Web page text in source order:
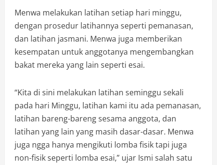
Menwa melakukan latihan setiap hari minggu,
dengan prosedur latihannya seperti pemanasan,
dan latihan jasmani. Menwa juga memberikan
kesempatan untuk anggotanya mengembangkan
bakat mereka yang lain seperti esai.
“Kita di sini melakukan latihan seminggu sekali
pada hari Minggu, latihan kami itu ada pemanasan,
latihan bareng-bareng sesama anggota, dan
latihan yang lain yang masih dasar-dasar. Menwa
juga ngga hanya mengikuti lomba fisik tapi juga
non-fisik seperti lomba esai,” ujar Ismi salah satu